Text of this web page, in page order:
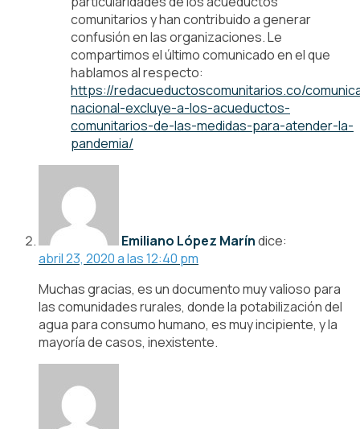
comunitarios y han contribuido a generar
confusión en las organizaciones. Le
compartimos el último comunicado en el que
hablamos al respecto:
https://redacueductoscomunitarios.co/
nacional-excluye-a-los-acueductos-
comunitarios-de-las-medidas-para-atender-la-
pandemia/
Emiliano López Maríndice:
abril 23, 2020 a las 12:40 pm
Muchas gracias, es un documento muy valioso para
las comunidades rurales, donde la potabilización del
agua para consumo humano, es muy incipiente, y la
mayoría de casos, inexistente.